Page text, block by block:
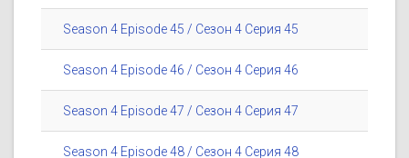
Season 4 Episode 45 / Сезон 4 Серия 45
Season 4 Episode 46 / Сезон 4 Серия 46
Season 4 Episode 47 / Сезон 4 Серия 47
Season 4 Episode 48 / Сезон 4 Серия 48